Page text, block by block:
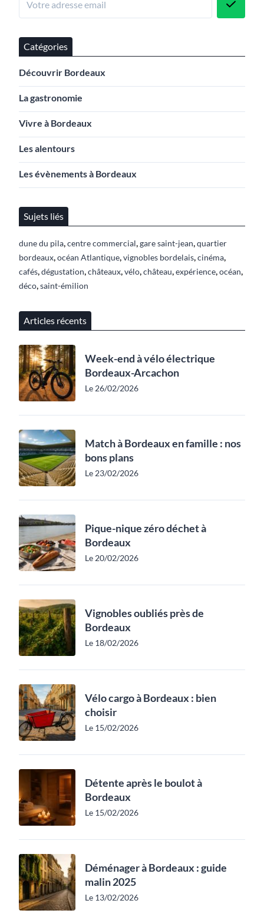
Catégories
Découvrir Bordeaux
La gastronomie
Vivre à Bordeaux
Les alentours
Les évènements à Bordeaux
Sujets liés
dune du pila,centre commercial,gare saint-jean,quartier
bordeaux,océan Atlantique,vignobles bordelais,cinéma,
cafés,dégustation,châteaux,vélo,château,expérience,océan,
déco,saint-émilion
Articles récents
Week-end à vélo électrique
Bordeaux-Arcachon
Le 26/02/2026
Match à Bordeaux en famille : nos
bons plans
Le 23/02/2026
Pique-nique zéro déchet à
Bordeaux
Le 20/02/2026
Vignobles oubliés près de
Bordeaux
Le 18/02/2026
Vélo cargo à Bordeaux : bien
choisir
Le 15/02/2026
Détente après le boulot à
Bordeaux
Le 15/02/2026
Déménager à Bordeaux : guide
malin 2025
Le 13/02/2026